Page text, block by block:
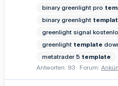
binary greenlight pro
binary greenlight
greenlight signal
greenlight template
metatrader 5 template
Antworten: 93
Forum: